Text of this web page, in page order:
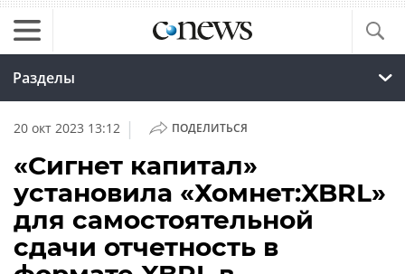
Разделы
20 окт 2023 13:12 | ПОДЕЛИТЬСЯ
«Сигнет капитал»
установила «Хомнет:XBRL»
для самостоятельной
сдачи отчетность в